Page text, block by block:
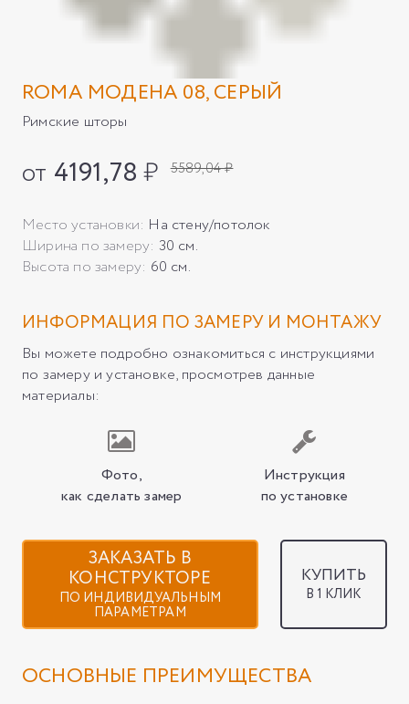
ROMA МОДЕНА 08, СЕРЫЙ
Римские шторы
от 4191,78₽ 5589,04 ₽
Место установки: На стену/потолок
Ширина по замеру: 30 см.
Высота по замеру: 60 см.
ИНФОРМАЦИЯ ПО ЗАМЕРУ И МОНТАЖУ
Вы можете подробно ознакомиться с инструкциями
по замеру и установке, просмотрев данные
материалы:
Фото,
как сделать замер
Инструкция
по установке
ЗАКАЗАТЬ В
КОНСТРУКТОРЕ
ПО ИНДИВИДУАЛЬНЫМ
ПАРАМЕТРАМ
КУПИТЬ
В 1 КЛИК
ОСНОВНЫЕ ПРЕИМУЩЕСТВА